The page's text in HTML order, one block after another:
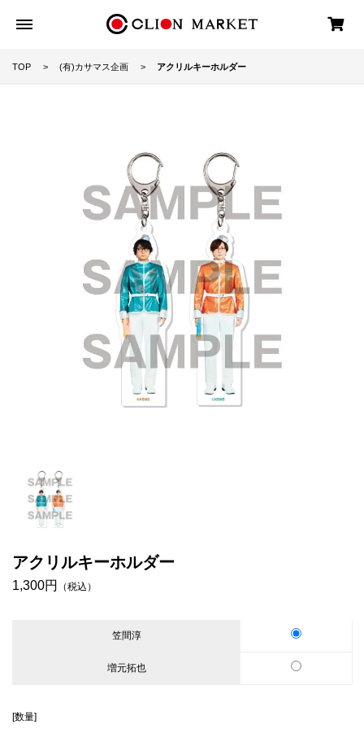
TOP (有)カサマス企画 アクリルキーホルダー
アクリルキーホルダー
1,300円 （税込）
笠間淳
増元拓也
[数量]